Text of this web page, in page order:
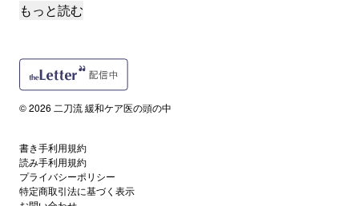
読者限定
読者限定
「大丈夫だから行ってきなさい」が、最後の言
葉になった
サポートメンバー限定
「点滴はしない方がいい」に、縛られていませ
もっと読む
© 2026 二刀流 緩和ケア医の頭の中
書き手利用規約
読み手利用規約
プライバシーポリシー
特定商取引法に基づく表示